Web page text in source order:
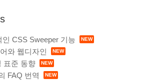
인 CSS Sweeper 기능
와 웹디자인
표준 동향
FAQ 번역